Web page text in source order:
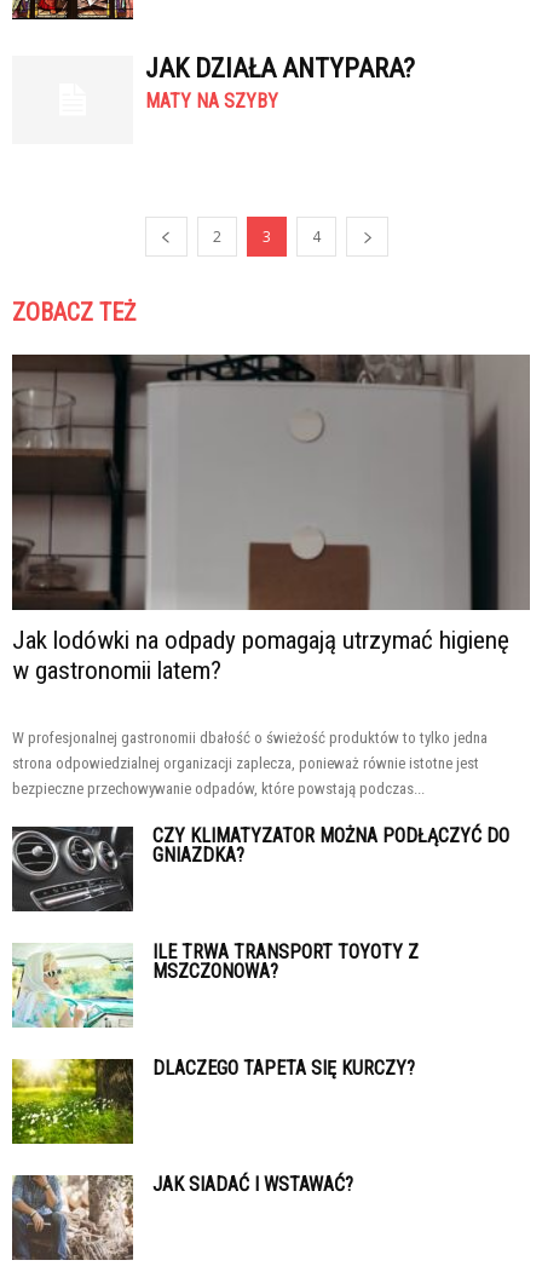
JAK DZIAŁA ANTYPARA?
MATY NA SZYBY
2 3 4
ZOBACZ TEŻ
Jak lodówki na odpady pomagają utrzymać higienę
w gastronomii latem?
W profesjonalnej gastronomii dbałość o świeżość produktów to tylko jedna
strona odpowiedzialnej organizacji zaplecza, ponieważ równie istotne jest
bezpieczne przechowywanie odpadów, które powstają podczas...
CZY KLIMATYZATOR MOŻNA PODŁĄCZYĆ DO
GNIAZDKA?
ILE TRWA TRANSPORT TOYOTY Z
MSZCZONOWA?
DLACZEGO TAPETA SIĘ KURCZY?
JAK SIADAĆ I WSTAWAĆ?